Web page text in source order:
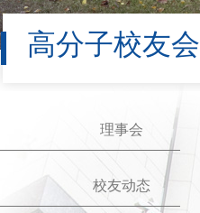
高分子校友会
理事会
校友动态